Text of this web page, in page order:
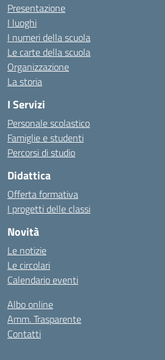
Presentazione
I luoghi
I numeri della scuola
Le carte della scuola
Organizzazione
La storia
I Servizi
Personale scolastico
Famiglie e studenti
Percorsi di studio
Didattica
Offerta formativa
I progetti delle classi
Novità
Le notizie
Le circolari
Calendario eventi
Albo online
Amm. Trasparente
Contatti